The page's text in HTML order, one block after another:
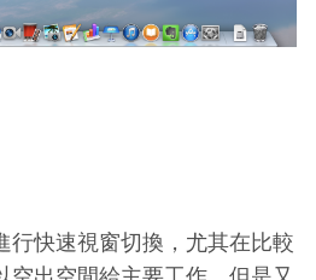
行快速視窗切換，尤其在比較